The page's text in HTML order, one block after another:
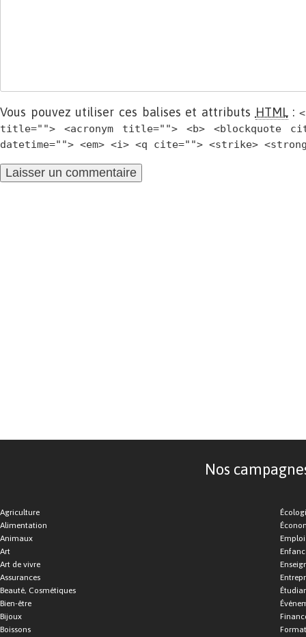
Vous pouvez utiliser ces balises et attributs HTML:
title=""> <acronym title=""> <b> <blockquote
datetime=""> <em> <i> <q cite=""> <strike>
Nos
Agriculture
Alimentation
Animaux
Art
Art de vivre
Assurances
Beauté, Cosmétiques
Bien-être
Bijoux
Boissons
Emploi